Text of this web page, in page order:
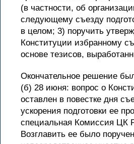
(в частности, об
следующему съезду
в целом; 3) поручить
Конституции избранному
основе тезисов,
Окончательное решение
(б) 28 июня: вопрос о
оставлен в повестке дня
ускорения подготовки ее
специальная Комиссия ЦК
Возглавить ее было